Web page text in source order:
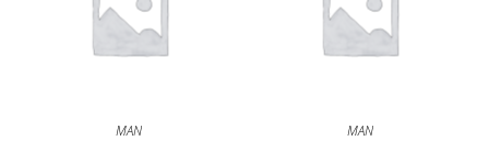
MAN MAN